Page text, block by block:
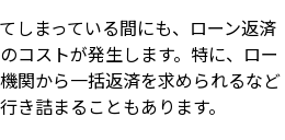
しまっている間にも、ローン返済
コストが発生します。特に、ロー
関から一括返済を求められるなど
き詰まることもあります。